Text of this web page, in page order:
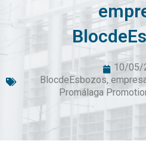
10/05/
BlocdeEsbozos,
Promálaga